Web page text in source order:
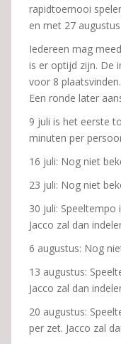
rapidtoernooi
en met 27
Iedereen mag
is er optijd zijn. De
voor 8
Een ronde later
9 juli is het eerste
minuten per
16 juli: Nog niet
23 juli: Nog niet
30 juli: Speeltempo
Jacco zal dan
6 augustus: Nog
13 augustus:
Jacco zal dan
20 augustus:
per zet. Jacco zal